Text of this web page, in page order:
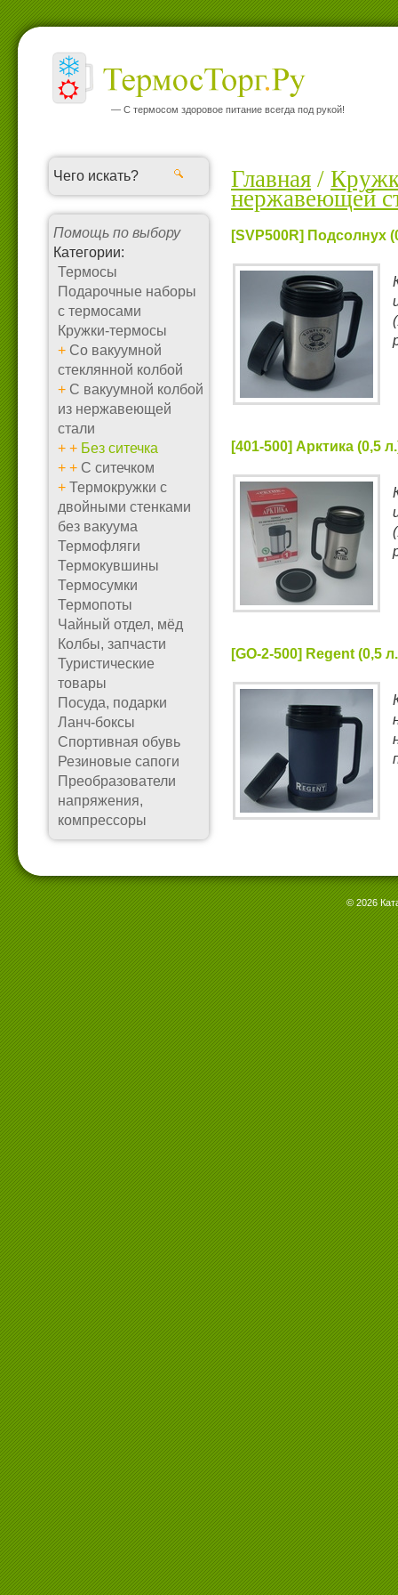
— С термосом здоровое питание всегда под рукой!
Помощь по выбору
Категории:
Термосы
Подарочные наборы
с термосами
Кружки-термосы
+ Со вакуумной
стеклянной колбой
+ С вакуумной колбой
из нержавеющей
стали
+ + Без ситечка
+ + С ситечком
+ Термокружки с
двойными стенками
без вакуума
Термофляги
Термокувшины
Термосумки
Термопоты
Чайный отдел, мёд
Колбы, запчасти
Туристические
товары
Посуда, подарки
Ланч-боксы
Спортивная обувь
Резиновые сапоги
Преобразователи
напряжения,
компрессоры
Главная /
нержавеющей
[SVP500R] Подсолнух
[401-500] Арктика (0,5
[GO-2-500] Regent (0,5
© 2026